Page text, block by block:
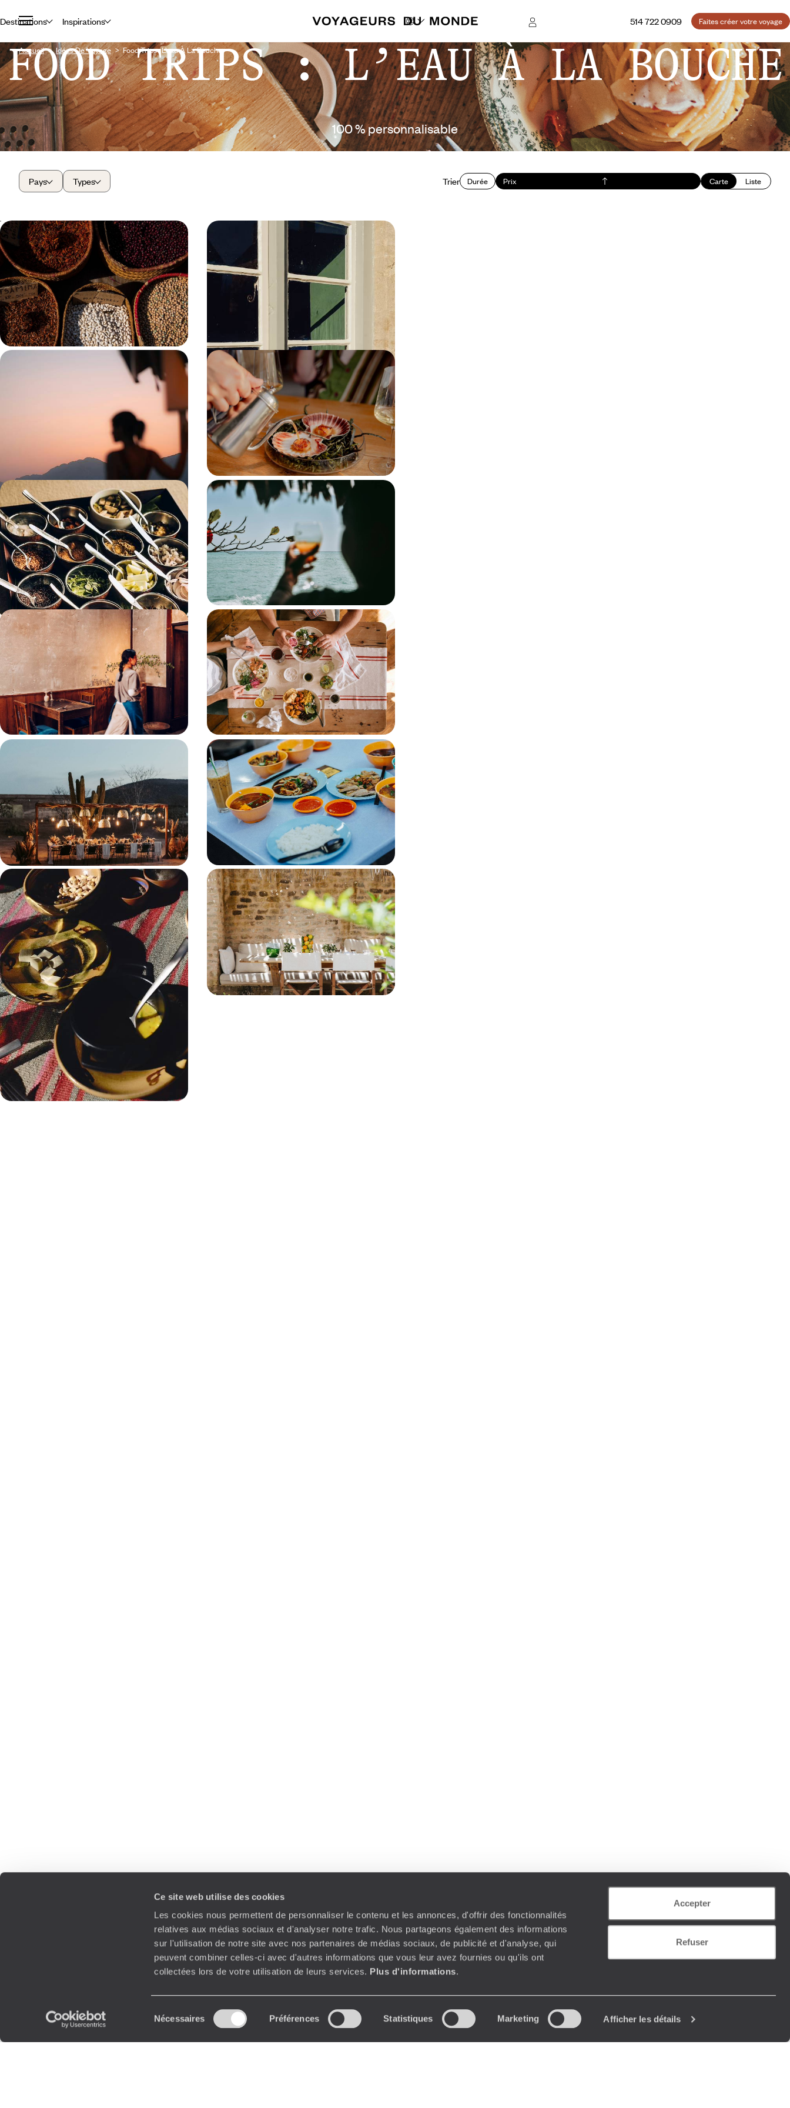
Ce site web utilise des cookies
Les cookies nous permettent de personnaliser le contenu et les annonces, d'offrir des fonctionnalités
relatives aux médias sociaux et d'analyser notre trafic. Nous partageons également des informations
sur l'utilisation de notre site avec nos partenaires de médias sociaux, de publicité et d'analyse, qui
peuvent combiner celles-ci avec d'autres informations que vous leur avez fournies ou qu'ils ont
collectées lors de votre utilisation de leurs services. Plus d'informations.
du
Nécessaires Préférences Statistiques Marketing Afficher les détails
Accepter
Refuser
Destinations Inspirations 514 722 0909 Faites créer votre voyage
Accueil Idées De Voyage Food Trips : L’eau À La Bouche
FOOD TRIPS : L’EAU À LA BOUCHE
100 % personnalisable
Pays Types Trier Durée Prix Carte Liste
Vanille, cari et carambole -
Péripéties foodies à La Réunion
Un road-trip épicurien à travers la nature
nourricière de La Réunion, de l'arrière-pays aux
plages sauvages
10 jours, de 5000 à 6900 $ CA
Du Kent aux Cotswolds, la revanche
de l'assiette anglaise - Le Sud
gourmand et bucolique
Charme victorien du Kent, plages du Norfolk,
campagne chic et vallonnée des Cotswolds : la
pluralité du sud de l'Angleterre
9 jours, de 5700 à 6900 $ CA
Vigne, truffe et huile d'olive - Quand
Slovénie et Croatie se mettent à table
le long de l'Adriatique et gagner l'Istrie, terre
Des fjords du Helgeland aux îles
Lofoten - Road-trip gourmand sur
les routes du Nord
Un périple euphorisant pour foodies aventureux, à
travers les paysages sauvages de la Norvège
arctique
14 jours, de 7300 à 9300 $ CA
Bombay, Goa et le Rajasthan - Grand
voyage culinaire autour de l'Inde
Currys, biryani, tandoori, safran, cannelle et
cardamome : une épopée sur la route des saveurs
indiennes
12 jours, de 7800 à 9800 $ CA
Les petits plats dans les grands -
Madagascar, des hautes terres à la
mer
Tracer une grande diagonale de plaisirs à travers
les paysages malgaches et les pratiques culinaires
14 jours, de 8200 à 10100 $ CA
Ramen, saké et takoyaki - De Kyushu
au mont Fuji, éloge gourmand du
Japon
Un menu en six temps pour déchiffrer le Japon à
travers six villes et terroirs singuliers
12 jours, de 8600 à 10400 $ CA
L'Afrique du Sud par le menu - Du
Cap à Johannesburg, belles
rencontres et plaisirs de la table
Un voyage actif, intégrant une approche foodie,
des rencontres éclairées et une réserve privée
pour une expérience enrichie de l’Afrique du Sud
13 jours, de 8600 à 11100 $ CA
De la capitale à Oaxaca, éloge
culinaire du Mexique
Un voyage dans l’intimité du Mexique, fait de
rencontres, de partage et d'expériences foodies
privilégiées
13 jours, de 8600 à 10500 $ CA
Cueillir, humer, siroter, croquer - De
Siem Reap à Bangkok, festins en
terres khmères
Embarquer pour une épopée culinaire et toucher,
par la cuisine, à l'âme des cultures cambodgienne
et thaïe
14 jours, de 8800 à 10700 $ CA
Le Pérou par l'assiette - Marmites
incas et cuisine néo-andine
Goûter à la sémillante scène culinaire péruvienne
où des chefs au regard neuf cuisinent main dans la
main avec la Pachamama
11 jours, de 9000 à 10900 $ CA
La nouvelle ferme africaine - De
Nairobi au bush, le Kenya en trois
plats
Goûter à un autre Kenya, délicieux et audacieux –
pour les voyageurs en quête de sens et d'éveil des
sens
11 jours, de 13200 à 16000 $ CA